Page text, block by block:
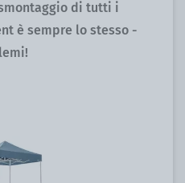
di tutti i
è sempre lo stesso -